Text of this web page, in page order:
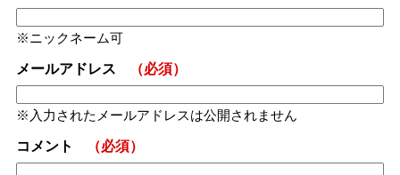
ニックネーム可
メールアドレス （必須）
入力されたメールアドレスは公開されません
コメント （必須）